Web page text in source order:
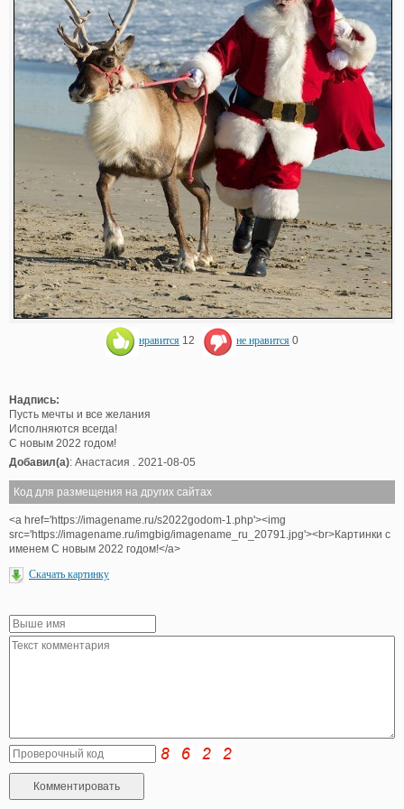
нравится 12 не нравится 0
Надпись:
Пусть мечты и все желания
Исполняются всегда!
С новым 2022 годом!
Добавил(а): Анастасия . 2021-08-05
Код для размещения на других сайтах
<a href='https://imagename.ru/s2022godom-1.php'><img
src='https://imagename.ru/imgbig/imagename_ru_20791.jpg'><br>Картинки с
именем С новым 2022 годом!</a>
Скачать картинку